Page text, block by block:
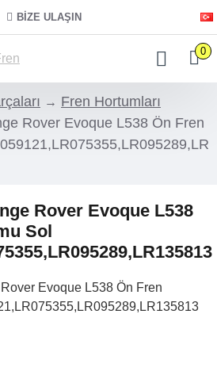
BIZE ULAŞIN
0
Fren Hortumları
Rover Evoque L538 Ön Fren
Rover Evoque L538
Sol